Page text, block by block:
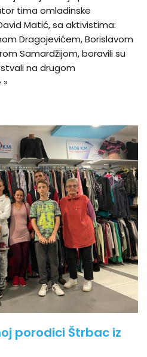
tima omladinske
Matić, sa aktivistima:
Dragojevićem, Borislavom
Samardžijom, boravili su
na drugom
porodici Štrbac iz